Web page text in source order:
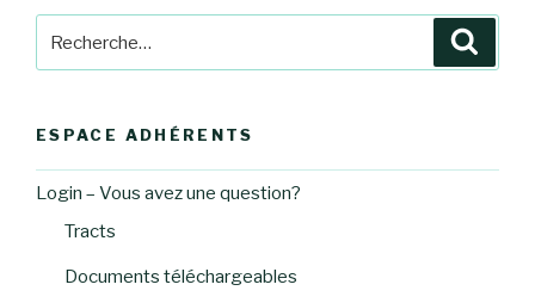
pour
ESPACE ADHÉRENTS
Login – Vous avez une question?
Tracts
Documents téléchargeables